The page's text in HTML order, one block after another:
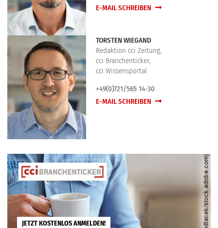
E-MAIL SCHREIBEN
TORSTEN WIEGAND
Redaktion cci Zeitung,
cci Branchenticker,
cci Wissensportal
+49(0)721/565 14-30
E-MAIL SCHREIBEN
JETZT KOSTENLOS ANMELDEN!